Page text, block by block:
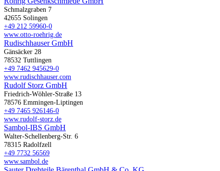
Schmalzgraben 7
42655 Solingen
+49 212 59960-0
www.otto-roehrig.de
Rudischhauser GmbH
Gänsäcker 28
78532 Tuttlingen
+49 7462 945629-0
www.rudischhauser.com
Rudolf Storz GmbH
Friedrich-Wöhler-Straße 13
78576 Emmingen-Liptingen
+49 7465 926146-0
www.rudolf-storz.de
Sambol-IBS GmbH
Walter-Schellenberg-Str. 6
78315 Radolfzell
+49 7732 56569
www.sambol.de